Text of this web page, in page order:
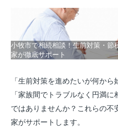
小牧市で相続相談！生前対策・節
家が徹底サポート
「生前対策を進めたいが何から
「家族間でトラブルなく円満
ではありませんか？これらの不
家がサポートします。